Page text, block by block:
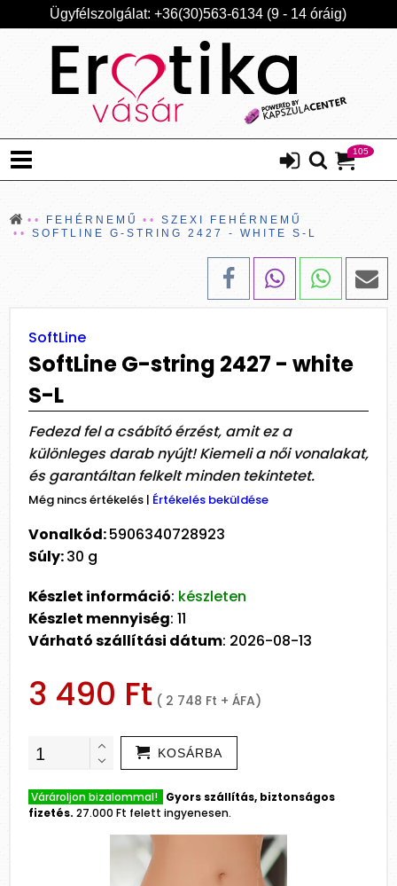
Ügyfélszolgálat: +36(30)563-6134 (9 - 14 óráig)
105
FEHÉRNEMŰ
SZEXI FEHÉRNEMŰ
SOFTLINE G-STRING 2427 - WHITE S-L
SoftLine
SoftLine G-string 2427 - white
S-L
Fedezd fel a csábító érzést, amit ez a
különleges darab nyújt! Kiemeli a női vonalakat,
és garantáltan felkelt minden tekintetet.
Még nincs értékelés | Értékelés beküldése
Vonalkód:5906340728923
Súly:30 g
Készlet információ: készleten
Készlet mennyiség: 11
Várható szállítási dátum: 2026-08-13
3 490 Ft ( 2 748 Ft + ÁFA)
KOSÁRBA
Várároljon bizalommal! Gyors szállítás, biztonságos
fizetés. 27.000 Ft felett ingyenesen.